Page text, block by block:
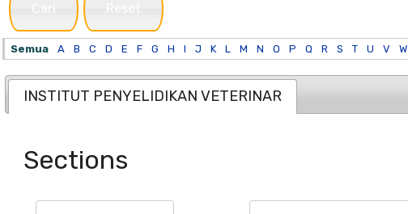
Cari Reset
Semua A B C D E F G H I J K L M N O P Q R S T U V W
INSTITUT PENYELIDIKAN VETERINAR
Sections